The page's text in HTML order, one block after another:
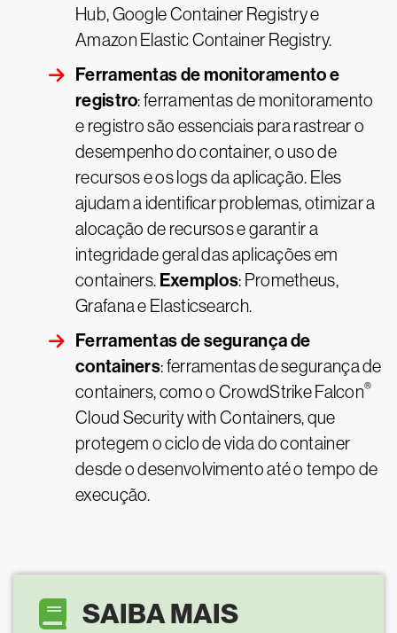
Hub, Google Container Registry e
Amazon Elastic Container Registry.
Ferramentas de monitoramento e
registro: ferramentas de monitoramento
e registro são essenciais para rastrear o
desempenho do container, o uso de
recursos e os logs da aplicação. Eles
ajudam a identificar problemas, otimizar a
alocação de recursos e garantir a
integridade geral das aplicações em
containers. Exemplos: Prometheus,
Grafana e Elasticsearch.
Ferramentas de segurança de
containers: ferramentas de segurança de
containers, como o CrowdStrike Falcon®
Cloud Security with Containers, que
protegem o ciclo de vida do container
desde o desenvolvimento até o tempo de
execução.
SAIBA MAIS